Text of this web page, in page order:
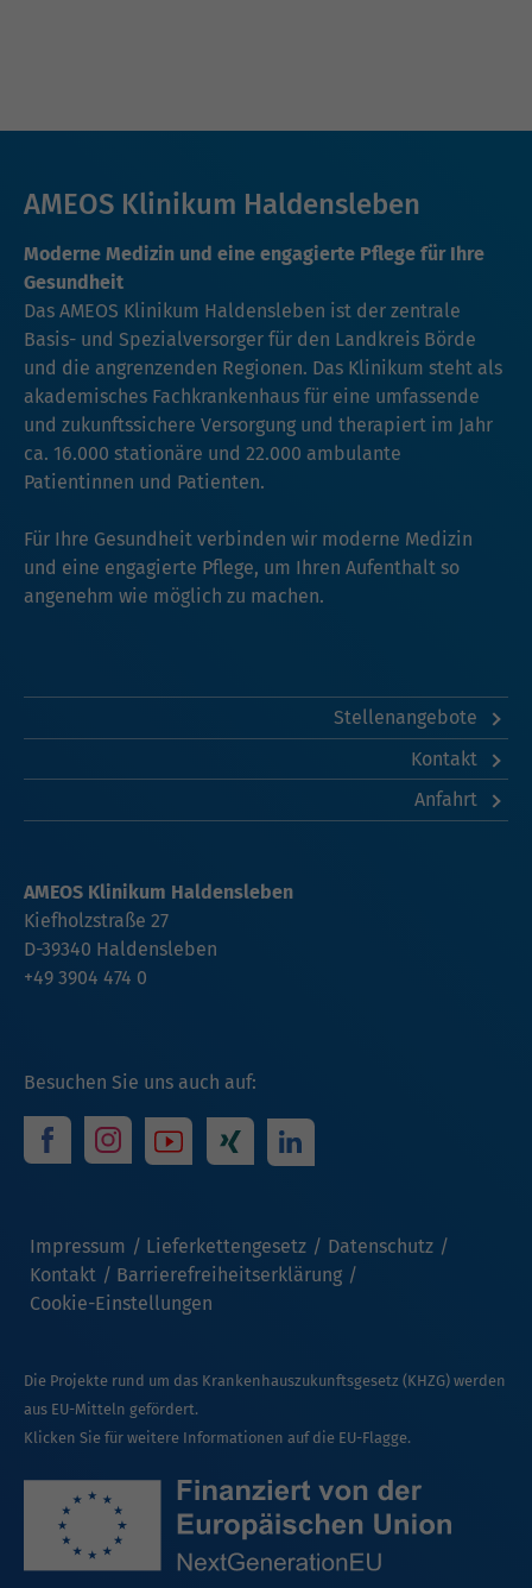
AMEOS Klinikum Haldensleben
Moderne Medizin und eine engagierte Pflege für Ihre
Gesundheit
Das AMEOS Klinikum Haldensleben ist der zentrale
Basis- und Spezialversorger für den Landkreis Börde
und die angrenzenden Regionen. Das Klinikum steht als
akademisches Fachkrankenhaus für eine umfassende
und zukunftssichere Versorgung und therapiert im Jahr
ca. 16.000 stationäre und 22.000 ambulante
Patientinnen und Patienten.
Für Ihre Gesundheit verbinden wir moderne Medizin
und eine engagierte Pflege, um Ihren Aufenthalt so
angenehm wie möglich zu machen.
Stellenangebote
Kontakt
Anfahrt
Besuchen Sie uns auch auf:
Impressum Lieferkettengesetz
Datenschutz
Kontakt
Barrierefreiheitserklärung
Cookie-Einstellungen
AMEOS Klinikum Haldensleben
Kiefholzstraße 27
D-39340 Haldensleben
+49 3904 474 0
Die Projekte rund um das Krankenhauszukunftsgesetz (KHZG) werden
aus EU-Mitteln gefördert.
Klicken Sie für weitere Informationen auf die EU-Flagge.